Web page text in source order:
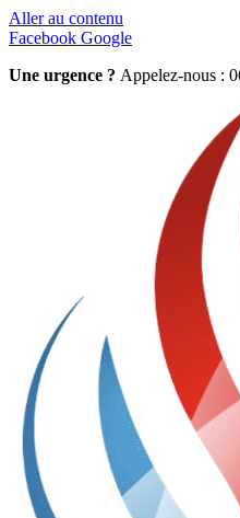
Aller au contenu
Facebook Google
Une urgence ? Appelez-nous :